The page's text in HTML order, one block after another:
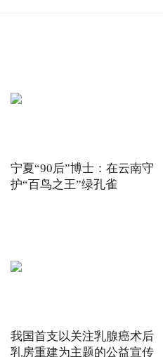
宁夏“90后”博士：在云南守
护“百鸟之王”绿孔雀
我国首支以关注乳腺癌术后
乳房重建为主题的公益宣传